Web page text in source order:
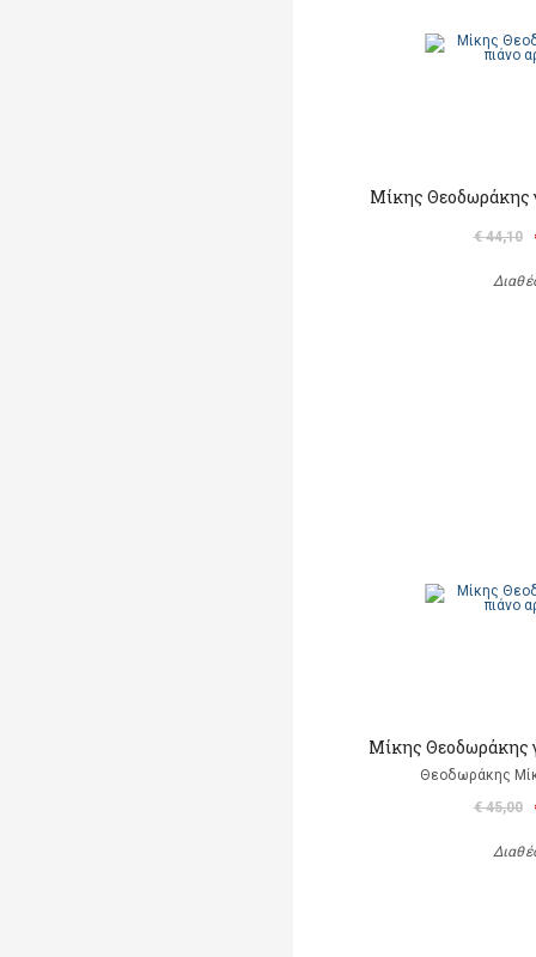
Μίκης Θεοδωράκης
€ 44,10
Μίκης Θεοδωράκης
Θεοδωράκης
€ 45,00